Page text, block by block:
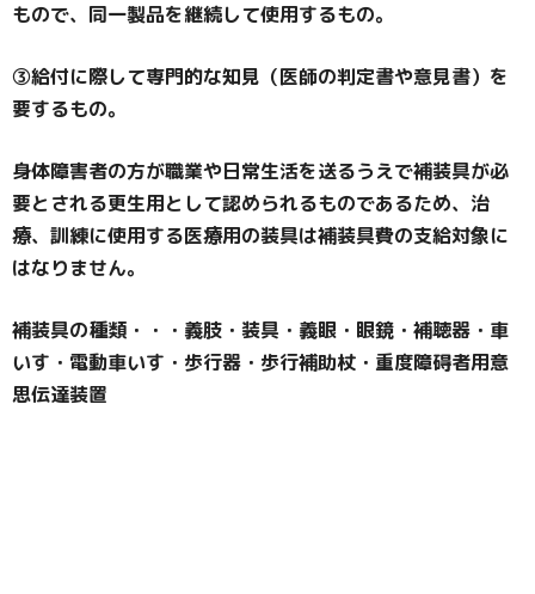
もので、同一製品を継続して使用するもの。
③給付に際して専門的な知見（医師の判定書や意見書）を
要するもの。
身体障害者の方が職業や日常生活を送るうえで補装具が必
要とされる更生用として認められるものであるため、治
療、訓練に使用する医療用の装具は補装具費の支給対象に
はなりません。
補装具の種類・・・義肢・装具・義眼・眼鏡・補聴器・車
いす・電動車いす・歩行器・歩行補助杖・重度障碍者用意
思伝達装置